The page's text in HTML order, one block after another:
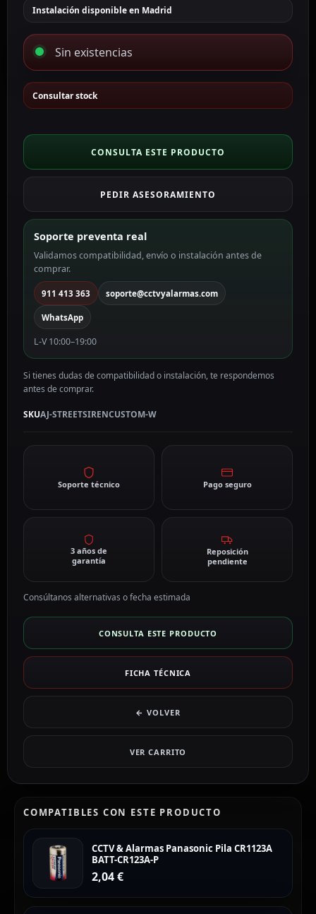
Instalación disponible en Madrid
Sin existencias
Consultar stock
CONSULTA ESTE PRODUCTO
PEDIR ASESORAMIENTO
Soporte preventa real
Validamos compatibilidad, envío o instalación antes de
comprar.
911 413 363 soporte@cctvyalarmas.com
WhatsApp
L-V 10:00–19:00
Si tienes dudas de compatibilidad o instalación, te respondemos
antes de comprar.
SKUAJ-STREETSIRENCUSTOM-W
Soporte técnico Pago seguro
3 años de
garantía
Reposición
pendiente
Consúltanos alternativas o fecha estimada
CONSULTA ESTE PRODUCTO
FICHA TÉCNICA
← VOLVER
VER CARRITO
COMPATIBLES CON ESTE PRODUCTO
CCTV & Alarmas Panasonic Pila CR1123A
BATT-CR123A-P
2,04€